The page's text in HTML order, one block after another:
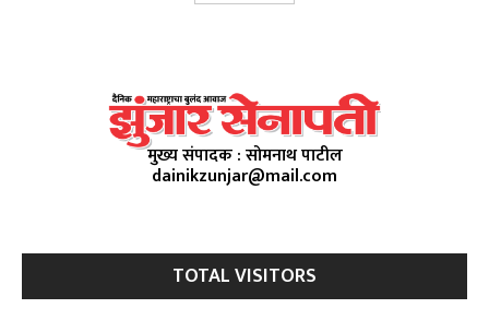
मुख्य संपादक : सोमनाथ पाटील
dainikzunjar@mail.com
TOTAL VISITORS